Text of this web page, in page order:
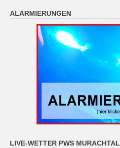
ALARMIERUNGEN
LIVE-WETTER PWS MURACHTAL